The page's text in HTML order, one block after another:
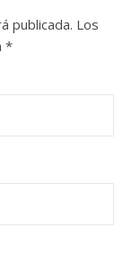
publicada. Los
*